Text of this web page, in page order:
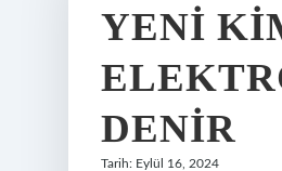
YENI
DENIR
Tarih: Eylül 16, 2024